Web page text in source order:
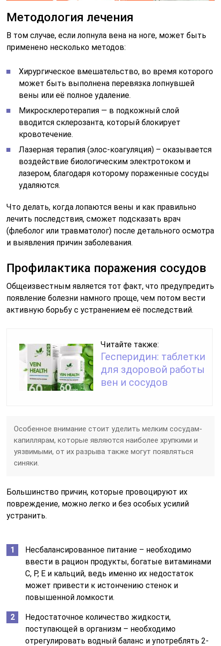
Методология лечения
В том случае, если лопнула вена на ноге, может быть
применено несколько методов:
Хирургическое вмешательство, во время которого
может быть выполнена перевязка лопнувшей
вены или её полное удаление.
Микросклеротерапия — в подкожный слой
вводится склерозанта, который блокирует
кровотечение.
Лазерная терапия (элос-коагуляция) – оказывается
воздействие биологическим электротоком и
лазером, благодаря которому пораженные сосуды
удаляются.
Что делать, когда лопаются вены и как правильно
лечить последствия, сможет подсказать врач
(флеболог или травматолог) после детального осмотра
и выявления причин заболевания.
Профилактика поражения сосудов
Общеизвестным является тот факт, что предупредить
появление болезни намного проще, чем потом вести
активную борьбу с устранением её последствий.
Читайте также:
Гесперидин: таблетки
для здоровой работы
вен и сосудов
Особенное внимание стоит уделить мелким сосудам-
капиллярам, которые являются наиболее хрупкими и
уязвимыми, от их разрыва также могут появляться
синяки.
Большинство причин, которые провоцируют их
повреждение, можно легко и без особых усилий
устранить.
Несбалансированное питание – необходимо
ввести в рацион продукты, богатые витаминами
С, Р, Е и кальций, ведь именно их недостаток
может привести к истончению стенок и
повышенной ломкости.
Недостаточное количество жидкости,
поступающей в организм – необходимо
отрегулировать водный баланс и употреблять 2-